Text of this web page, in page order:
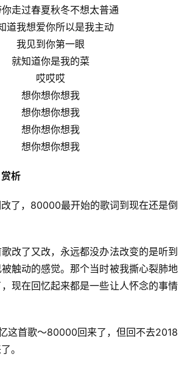
走过春夏秋冬不想太普通
道我想爱你所以是我主动
我见到你第一眼
就知道你是我的菜
哎哎哎
想你想你想我
想你想你想我
想你想你想我
想你想你想我
析
了，80000最开始的歌词到现在还是倒
改了又改，永远都没办法改变的是听到
触动的感觉。那个当时被我撕心裂肺地
现在回忆起来都是一些让人怀念的事情
这首歌～80000回来了，但回不去2018
。